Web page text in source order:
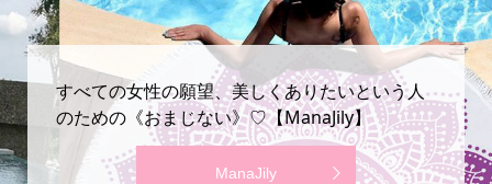
すべての女性の願望、美しくありたいという人
のための《おまじない》♡【ManaJily】
ManaJily